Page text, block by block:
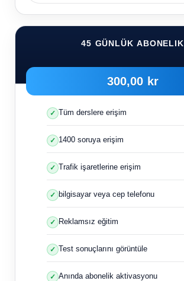
45 GÜNLÜK ABONELIK
300,00 kr
Tüm derslere erişim
1400 soruya erişim
Trafik işaretlerine erişim
bilgisayar veya cep telefonu
Reklamsız eğitim
Test sonuçlarını görüntüle
Anında abonelik aktivasyonu